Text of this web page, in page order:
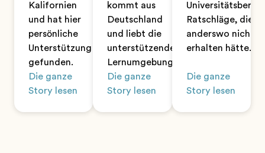
Kalifornien
und hat hier
persönliche
Unterstützung
gefunden.
Die ganze
Story lesen
kommt aus
Deutschland
und liebt die
unterstützende
Lernumgebung.
Die ganze
Story lesen
Ratschläge, die
anderswo nicht
erhalten hätte.
Die ganze
Story lesen